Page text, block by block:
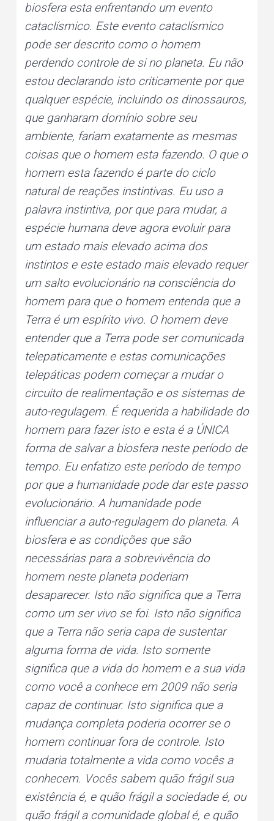
biosfera esta enfrentando um evento
cataclísmico. Este evento cataclísmico
pode ser descrito como o homem
perdendo controle de si no planeta. Eu não
estou declarando isto criticamente por que
qualquer espécie, incluindo os dinossauros,
que ganharam domínio sobre seu
ambiente, fariam exatamente as mesmas
coisas que o homem esta fazendo. O que o
homem esta fazendo é parte do ciclo
natural de reações instintivas. Eu uso a
palavra instintiva, por que para mudar, a
espécie humana deve agora evoluir para
um estado mais elevado acima dos
instintos e este estado mais elevado requer
um salto evolucionário na consciência do
homem para que o homem entenda que a
Terra é um espírito vivo. O homem deve
entender que a Terra pode ser comunicada
telepaticamente e estas comunicações
telepáticas podem começar a mudar o
circuito de realimentação e os sistemas de
auto-regulagem. É requerida a habilidade do
homem para fazer isto e esta é a ÚNICA
forma de salvar a biosfera neste período de
tempo. Eu enfatizo este período de tempo
por que a humanidade pode dar este passo
evolucionário. A humanidade pode
influenciar a auto-regulagem do planeta. A
biosfera e as condições que são
necessárias para a sobrevivência do
homem neste planeta poderiam
desaparecer. Isto não significa que a Terra
como um ser vivo se foi. Isto não significa
que a Terra não seria capa de sustentar
alguma forma de vida. Isto somente
significa que a vida do homem e a sua vida
como você a conhece em 2009 não seria
capaz de continuar. Isto significa que a
mudança completa poderia ocorrer se o
homem continuar fora de controle. Isto
mudaria totalmente a vida como vocês a
conhecem. Vocês sabem quão frágil sua
existência é, e quão frágil a sociedade é, ou
quão frágil a comunidade global é, e quão